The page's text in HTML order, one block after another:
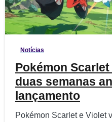
Notícias
Pokémon
duas semanas
lançamento
Pokémon Scarlet e Violet